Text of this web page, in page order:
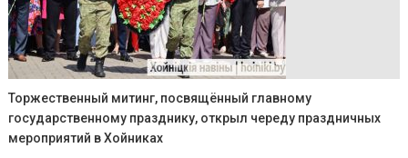
Торжественный митинг, посвящённый главному
государственному празднику, открыл череду праздничных
мероприятий в Хойниках